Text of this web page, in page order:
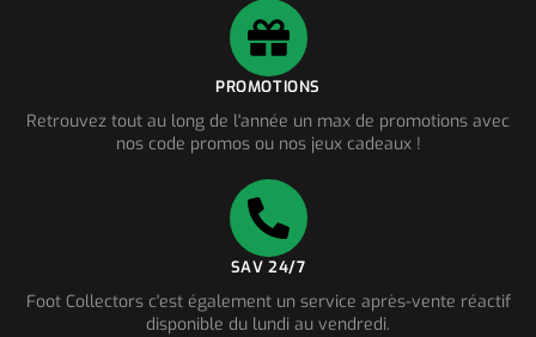
PROMOTIONS
Retrouvez tout au long de l'année un max de promotions avec
nos code promos ou nos jeux cadeaux !
SAV 24/7
Foot Collectors c'est également un service après-vente réactif
disponible du lundi au vendredi.